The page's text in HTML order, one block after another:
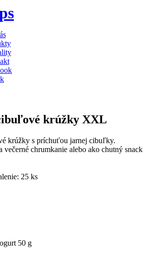
krúžky XXL
krúžky s príchuťou jarnej cibuľky.
chrumkanie alebo ako chutný snack
25 ks
50 g